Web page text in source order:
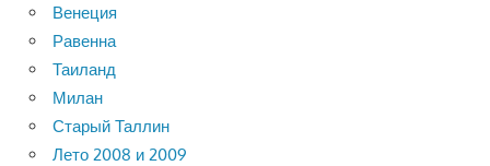
Венеция
Равенна
Таиланд
Милан
Старый Таллин
Лето 2008 и 2009